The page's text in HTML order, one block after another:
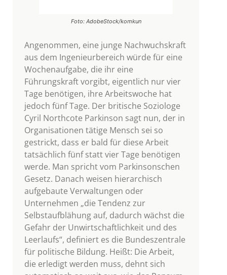
Foto: AdobeStock/komkun
Angenommen, eine junge Nachwuchskraft
aus dem Ingenieurbereich würde für eine
Wochenaufgabe, die ihr eine
Führungskraft vorgibt, eigentlich nur vier
Tage benötigen, ihre Arbeitswoche hat
jedoch fünf Tage. Der britische Soziologe
Cyril Northcote Parkinson sagt nun, der in
Organisationen tätige Mensch sei so
gestrickt, dass er bald für diese Arbeit
tatsächlich fünf statt vier Tage benötigen
werde. Man spricht vom Parkinsonschen
Gesetz. Danach weisen hierarchisch
aufgebaute Verwaltungen oder
Unternehmen „die Tendenz zur
Selbstaufblähung auf, dadurch wächst die
Gefahr der Unwirtschaftlichkeit und des
Leerlaufs“, definiert es die Bundeszentrale
für politische Bildung. Heißt: Die Arbeit,
die erledigt werden muss, dehnt sich